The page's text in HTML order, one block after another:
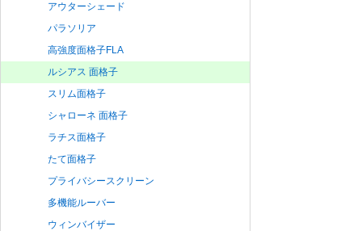
アウターシェード
パラソリア
高強度面格子FLA
ルシアス 面格子
スリム面格子
シャローネ 面格子
ラチス面格子
たて面格子
プライバシースクリーン
多機能ルーバー
ウィンバイザー